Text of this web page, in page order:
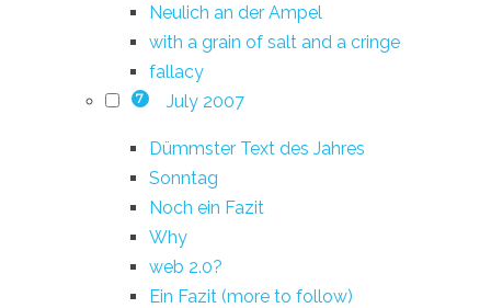
Neulich an der Ampel
with a grain of salt and a cringe
fallacy
7 July 2007
Dümmster Text des Jahres
Sonntag
Noch ein Fazit
Why
web 2.0?
Ein Fazit (more to follow)